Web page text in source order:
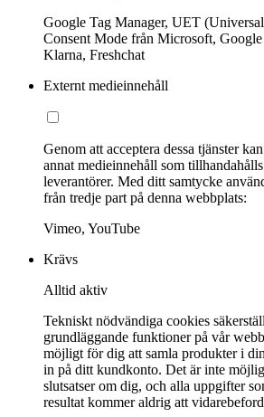
Google Tag Manager, UET
Consent Mode från Microsoft,
Klarna, Freshchat
Externt medieinnehåll
Genom att acceptera dessa tjänster
annat medieinnehåll som
leverantörer. Med ditt samtycke
från tredje part på denna webbplats:
Vimeo, YouTube
Krävs
Alltid aktiv
Tekniskt nödvändiga cookies
grundläggande funktioner på vår
möjligt för dig att samla produkter i
in på ditt kundkonto. Det är inte
slutsatser om dig, och alla uppgifter
resultat kommer aldrig att